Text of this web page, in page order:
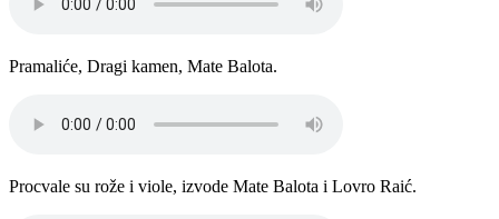
Pramaliće, Dragi kamen, Mate Balota.
Procvale su rože i viole, izvode Mate Balota i Lovro Raić.